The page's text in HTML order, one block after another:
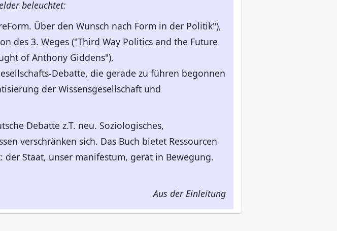
beleuchtet:
Über den Wunsch nach Form in der Politik"),
des 3. Weges ("Third Way Politics and the Future
of Anthony Giddens"),
Debatte, die gerade zu führen begonnen
der Wissensgesellschaft und
Debatte z.T. neu. Soziologisches,
verschränken sich. Das Buch bietet Ressourcen
Staat, unser manifestum, gerät in Bewegung.
Aus der Einleitung